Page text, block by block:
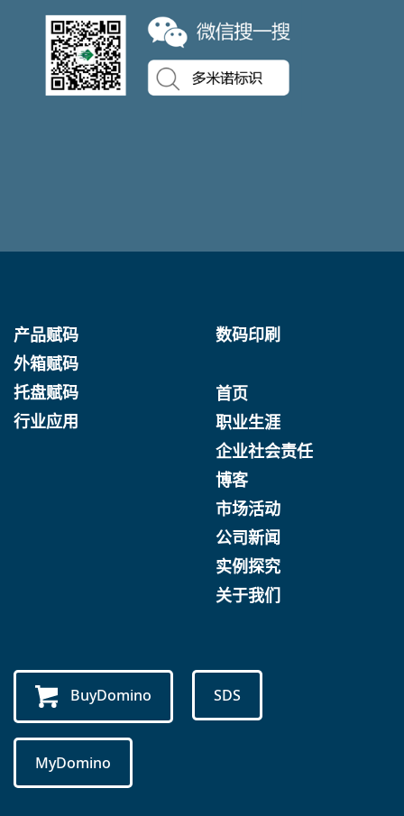
产品赋码
外箱赋码
托盘赋码
行业应用
数码印刷
首页
职业生涯
企业社会责任
博客
市场活动
公司新闻
实例探究
关于我们
BuyDomino SDS
MyDomino